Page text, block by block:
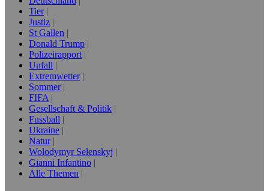
Tier
Justiz
St Gallen
Donald Trump
Polizeirapport
Unfall
Extremwetter
Sommer
FIFA
Gesellschaft & Politik
Fussball
Ukraine
Natur
Wolodymyr Selenskyj
Gianni Infantino
Alle Themen